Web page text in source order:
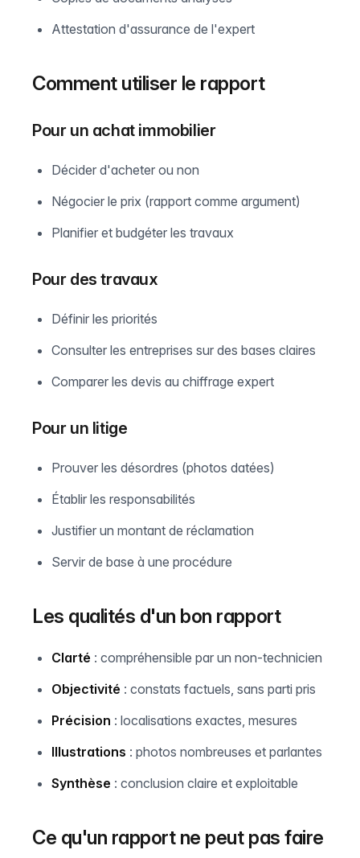
Attestation d'assurance de l'expert
Comment utiliser le rapport
Pour un achat immobilier
Décider d'acheter ou non
Négocier le prix (rapport comme argument)
Planifier et budgéter les travaux
Pour des travaux
Définir les priorités
Consulter les entreprises sur des bases claires
Comparer les devis au chiffrage expert
Pour un litige
Prouver les désordres (photos datées)
Établir les responsabilités
Justifier un montant de réclamation
Servir de base à une procédure
Les qualités d'un bon rapport
Clarté : compréhensible par un non-technicien
Objectivité : constats factuels, sans parti pris
Précision : localisations exactes, mesures
Illustrations : photos nombreuses et parlantes
Synthèse : conclusion claire et exploitable
Ce qu'un rapport ne peut pas faire